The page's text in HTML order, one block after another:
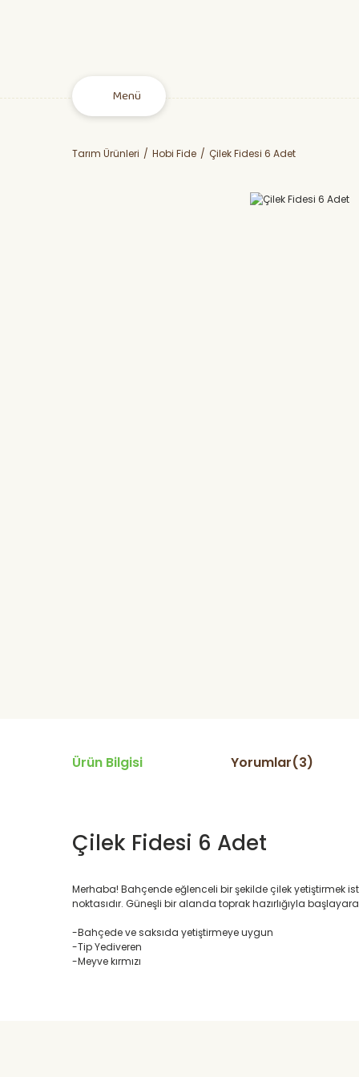
Menü
Tarım Ürünleri Hobi Fide Çilek Fidesi 6 Adet
Ürün Bilgisi Yorumlar(3)
Çilek Fidesi 6 Adet
Merhaba! Bahçende eğlenceli bir şekilde çilek yetiştirmek
noktasıdır. Güneşli bir alanda toprak hazırlığıyla
-Bahçede ve saksıda yetiştirmeye uygun
-Tip Yediveren
-Meyve kırmızı